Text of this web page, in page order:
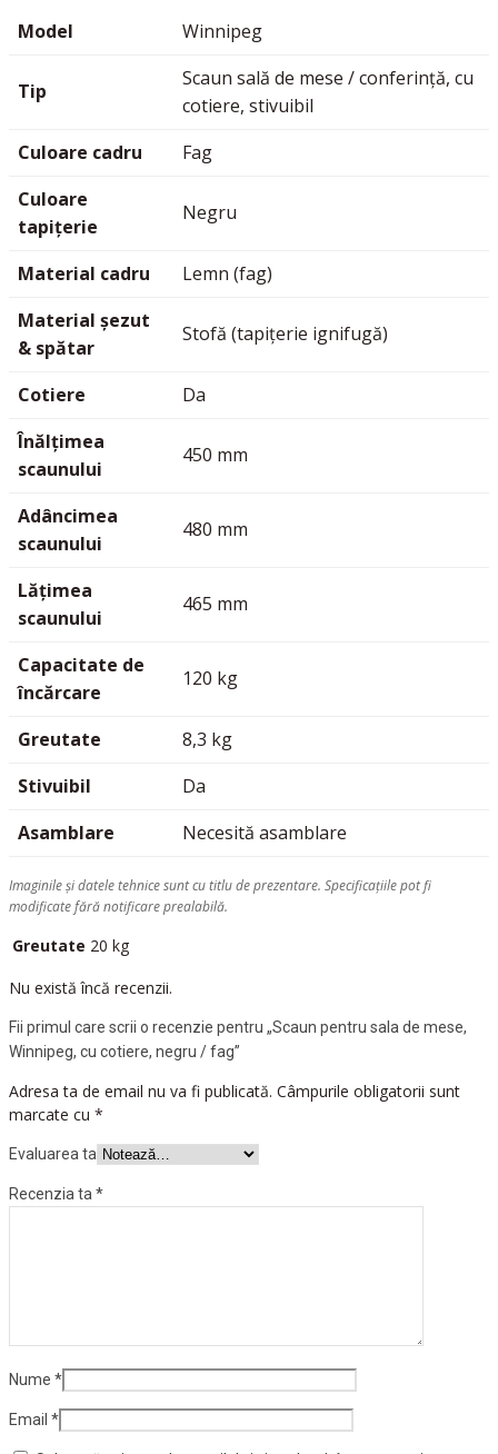
Model Winnipeg
Tip
Scaun sală de mese / conferință, cu
cotiere, stivuibil
Culoare cadru
Fag
Culoare
tapițerie
Negru
Material cadru
Lemn (fag)
Material șezut
& spătar
Stofă (tapițerie ignifugă)
Cotiere
Da
Înălțimea
scaunului
450 mm
Adâncimea
scaunului
480 mm
Lățimea
scaunului
465 mm
Capacitate de
încărcare
120 kg
Greutate
8,3 kg
Stivuibil
Da
Asamblare
Necesită asamblare
Imaginile și datele tehnice sunt cu titlu de prezentare. Specificațiile pot fi
modificate fără notificare prealabilă.
Greutate 20 kg
Nu există încă recenzii.
Fii primul care scrii o recenzie pentru „Scaun pentru sala de mese,
Winnipeg, cu cotiere, negru / fag”
Adresa ta de email nu va fi publicată. Câmpurile obligatorii sunt
marcate cu *
Evaluarea ta
Recenzia ta *
Nume *
Email *